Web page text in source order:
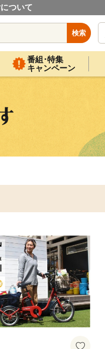
ついて
検索
番組･特集
キャンペーン